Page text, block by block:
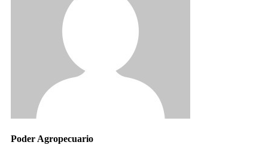
Poder Agropecuario